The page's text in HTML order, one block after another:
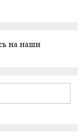
на наши